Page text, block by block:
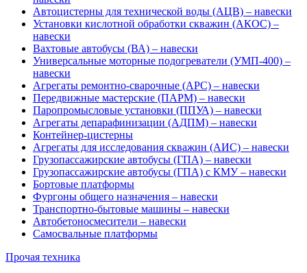
Автоцистерны для технической воды (АЦВ) – навески
Установки кислотной обработки скважин (АКОС) –
навески
Вахтовые автобусы (ВА) – навески
Универсальные моторные подогреватели (УМП-400) –
навески
Агрегаты ремонтно-сварочные (АРС) – навески
Передвижные мастерские (ПАРМ) – навески
Паропромысловые установки (ППУА) – навески
Агрегаты депарафинизации (АДПМ) – навески
Контейнер-цистерны
Агрегаты для исследования скважин (АИС) – навески
Грузопассажирские автобусы (ГПА) – навески
Грузопассажирские автобусы (ГПА) с КМУ – навески
Бортовые платформы
Фургоны общего назначения – навески
Транспортно-бытовые машины – навески
Автобетоносмесители – навески
Самосвальные платформы
Прочая техника